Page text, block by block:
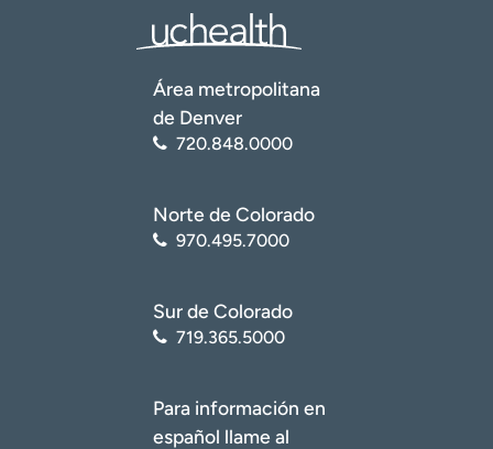
Área metropolitana
de Denver
720.848.0000
Norte de Colorado
970.495.7000
Sur de Colorado
719.365.5000
Para información en
español llame al